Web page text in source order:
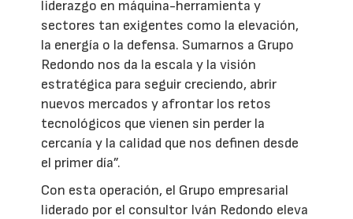
liderazgo en máquina-herramienta y
sectores tan exigentes como la elevación,
la energía o la defensa. Sumarnos a Grupo
Redondo nos da la escala y la visión
estratégica para seguir creciendo, abrir
nuevos mercados y afrontar los retos
tecnológicos que vienen sin perder la
cercanía y la calidad que nos definen desde
el primer día”.
Con esta operación, el Grupo empresarial
liderado por el consultor Iván Redondo eleva